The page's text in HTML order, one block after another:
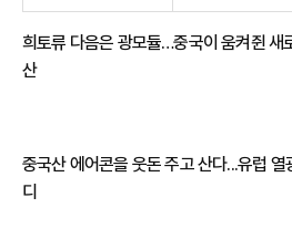
희토류 다음은 광모듈…중국이 움켜쥔 새
산
중국산 에어콘을 웃돈 주고 산다...유럽 열
디